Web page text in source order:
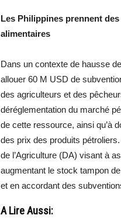
Les Philippines prennent
alimentaires
Dans un contexte de hausse
allouer 60 M USD de
des agriculteurs et des
déréglementation du marché
de cette ressource, ainsi qu’à
des prix des produits
de l’Agriculture (DA) visant à
augmentant le stock tampon
et en accordant des
A Lire Aussi: